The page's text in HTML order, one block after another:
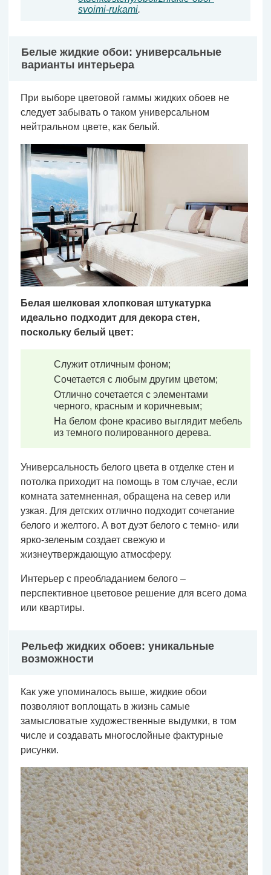
svoimi-rukami.
Белые жидкие обои: универсальные
варианты интерьера
При выборе цветовой гаммы жидких обоев не
следует забывать о таком универсальном
нейтральном цвете, как белый.
Белая шелковая хлопковая штукатурка
идеально подходит для декора стен,
поскольку белый цвет:
Служит отличным фоном;
Сочетается с любым другим цветом;
Отлично сочетается с элементами
черного, красным и коричневым;
На белом фоне красиво выглядит мебель
из темного полированного дерева.
Универсальность белого цвета в отделке стен и
потолка приходит на помощь в том случае, если
комната затемненная, обращена на север или
узкая. Для детских отлично подходит сочетание
белого и желтого. А вот дуэт белого с темно- или
ярко-зеленым создает свежую и
жизнеутверждающую атмосферу.
Интерьер с преобладанием белого –
перспективное цветовое решение для всего дома
или квартиры.
Рельеф жидких обоев: уникальные
возможности
Как уже упоминалось выше, жидкие обои
позволяют воплощать в жизнь самые
замысловатые художественные выдумки, в том
числе и создавать многослойные фактурные
рисунки.